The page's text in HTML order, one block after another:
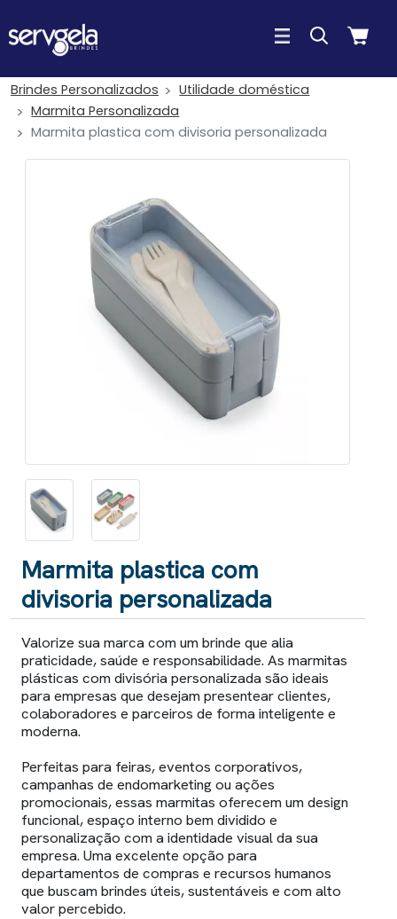
Brindes Personalizados
Utilidade doméstica
Marmita Personalizada
Marmita plastica com divisoria personalizada
Marmita plastica com
divisoria personalizada
Valorize sua marca com um brinde que alia
praticidade, saúde e responsabilidade. As marmitas
plásticas com divisória personalizada são ideais
para empresas que desejam presentear clientes,
colaboradores e parceiros de forma inteligente e
moderna.
Perfeitas para feiras, eventos corporativos,
campanhas de endomarketing ou ações
promocionais, essas marmitas oferecem um design
funcional, espaço interno bem dividido e
personalização com a identidade visual da sua
empresa. Uma excelente opção para
departamentos de compras e recursos humanos
que buscam brindes úteis, sustentáveis e com alto
valor percebido.